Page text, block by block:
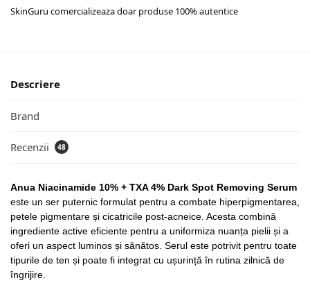
SkinGuru comercializeaza doar produse 100% autentice
Descriere
Brand
Recenzii 48
Anua Niacinamide 10% + TXA 4% Dark Spot Removing Serum
este un ser puternic formulat pentru a combate hiperpigmentarea,
petele pigmentare și cicatricile post-acneice. Acesta combină
ingrediente active eficiente pentru a uniformiza nuanța pielii și a
oferi un aspect luminos și sănătos. Serul este potrivit pentru toate
tipurile de ten și poate fi integrat cu ușurință în rutina zilnică de
îngrijire.